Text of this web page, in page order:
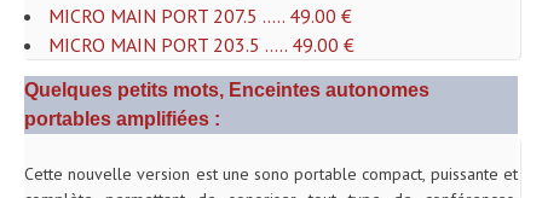
Pupitre Pour Discours
Système Sans Fil In-Ear Monitoring
MICRO MAIN PORT 207.5 ..... 49.00 €
MICRO MAIN PORT 203.5 ..... 49.00 €
Quelques petits mots, Enceintes autonomes
portables amplifiées :
Cette nouvelle version est une sono portable compact, puissante et